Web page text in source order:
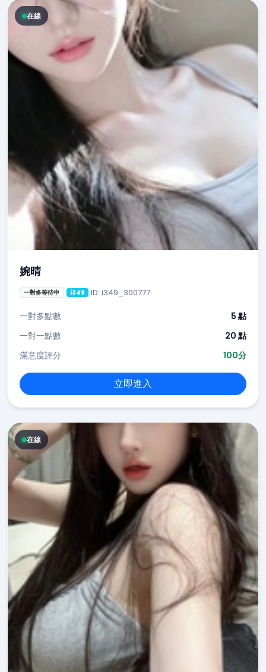
在線
婉晴
一對多等待中 i349 ID: i349_300777
一對多點數
5 點
一對一點數
20 點
滿意度評分
100分
立即進入
在線